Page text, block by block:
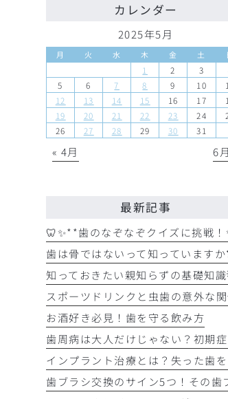
カレンダー
2025年5月
月 火 水 木 金 土
1 2 3
5
6 7 8 9 10
12
13 14 15 16 17
19
20 21 22 23 24
26
27 28 29 30 31
« 4月 6
最新記事
歯は骨ではないって知っていますか
知っておきたい親知らずの基礎知
スポーツドリンクと虫歯の意外な
お酒好き必見！歯を守る飲み方